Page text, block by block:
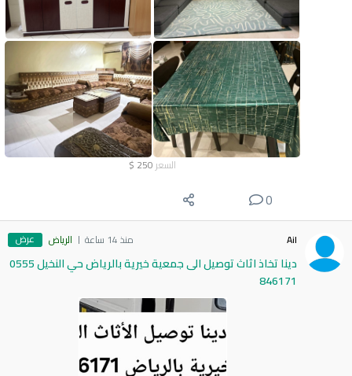
السعر 250
$
0
Ail منذ 14 ساعة الرياض عرض
دينا تخاذ اثاث توصيل الى جمعية خيرية بالرياض حي النخيل 0555
846171